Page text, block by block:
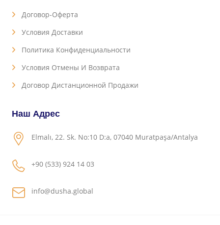
Договор-Оферта
Условия Доставки
Политика Конфиденциальности
Условия Отмены И Возврата
Договор Дистанционной Продажи
Наш Адрес
Elmalı, 22. Sk. No:10 D:a, 07040 Muratpaşa/Antalya
+90 (533) 924 14 03
info@dusha.global